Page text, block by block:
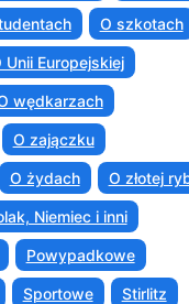
O szkotach
Unii Europejskiej
wędkarzach
O zajączku
O żydach O złotej
Niemiec i inni
Powypadkowe
Sportowe Stirlitz